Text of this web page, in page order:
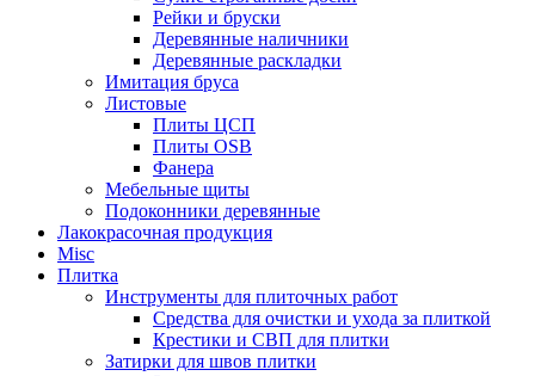
Рейки и бруски
Деревянные наличники
Деревянные раскладки
Имитация бруса
Листовые
Плиты ЦСП
Плиты OSB
Фанера
Мебельные щиты
Подоконники деревянные
Лакокрасочная продукция
Misc
Плитка
Инструменты для плиточных работ
Средства для очистки и ухода за плиткой
Крестики и СВП для плитки
Затирки для швов плитки